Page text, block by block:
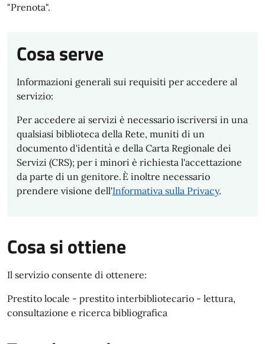
"Prenota".
Cosa serve
Informazioni generali sui requisiti per accedere al
servizio:
Per accedere ai servizi è necessario iscriversi in una
qualsiasi biblioteca della Rete, muniti di un
documento d'identità e della Carta Regionale dei
Servizi (CRS); per i minori è richiesta l'accettazione
da parte di un genitore. È inoltre necessario
prendere visione dell'Informativa sulla Privacy.
Cosa si ottiene
Il servizio consente di ottenere:
Prestito locale - prestito interbibliotecario - lettura,
consultazione e ricerca bibliografica